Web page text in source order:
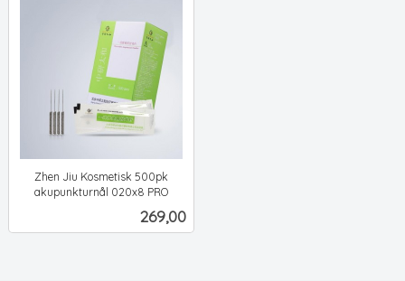
Zhen Jiu Kosmetisk 500pk
akupunkturnål 020x8 PRO
Pris
269,00